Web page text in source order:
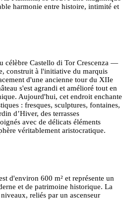
harmonie entre histoire, intimité et
célèbre Castello di Tor Crescenza —
construit à l'initiative du marquis
d'une ancienne tour du XIIe
s'est agrandi et amélioré tout en
Aujourd'hui, cet endroit enchante
: fresques, sculptures, fontaines,
d’Hiver, des terrasses
avec de délicats éléments
véritablement aristocratique.
d'environ 600 m² et représente un
et de patrimoine historique. La
reliés par un ascenseur